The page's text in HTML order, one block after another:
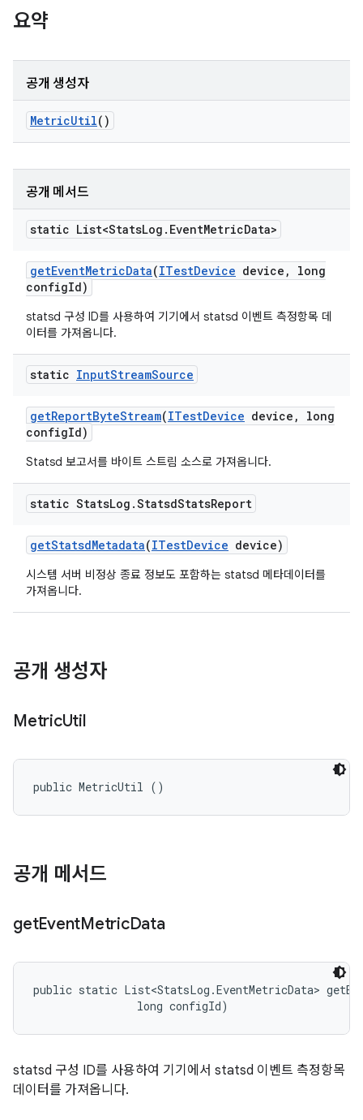
요약
공개 생성자
MetricUtil()
공개 메서드
static List<StatsLog . EventMetricData>
getEventMetricData(ITestDevice device ,
long
configId)
statsd 구성 ID를 사용하여 기기에서 statsd 이벤트 측정항목 데
이터를 가져옵니다.
static InputStreamSource
getReportByteStream(ITestDevice device ,
long
configId)
Statsd 보고서를 바이트 스트림 소스로 가져옵니다.
static StatsLog .StatsdStatsReport
getStatsdMetadata(ITestDevice device)
시스템 서버 비정상 종료 정보도 포함하는 statsd 메타데이터를
가져옵니다.
공개 생성자
MetricUtil
public MetricUtil ()
공개 메서드
getEventMetricData
public static List<StatsLog.EventMetricData>
                long configId)
statsd 구성 ID를 사용하여 기기에서 statsd 이벤트 측정항목
데이터를 가져옵니다.